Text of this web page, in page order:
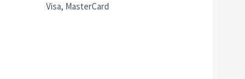
Visa, MasterCard